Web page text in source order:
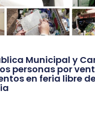
Municipal y
personas por
en feria libre